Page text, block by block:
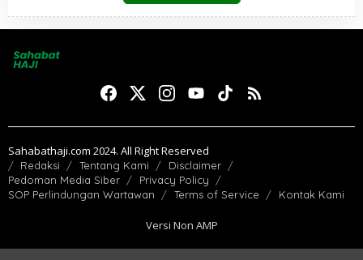
Sahabathaji.com 2024. All Right Reserved
Redaksi Tentang Kami
Disclaimer
Pedoman Media Siber
Privacy Policy
SOP Perlindungan Wartawan
Terms of Service Kontak Kami
Versi Non AMP